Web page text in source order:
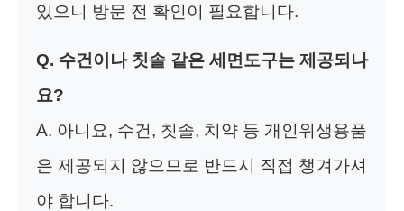
있으니 방문 전 확인이 필요합니다.
Q. 수건이나 칫솔 같은 세면도구는 제공되나
요?
A. 아니요, 수건, 칫솔, 치약 등 개인위생용품
은 제공되지 않으므로 반드시 직접 챙겨가셔
야 합니다.